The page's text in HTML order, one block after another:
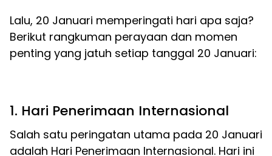
Lalu, 20 Januari memperingati hari apa saja?
Berikut rangkuman perayaan dan momen
penting yang jatuh setiap tanggal 20 Januari:
1. Hari Penerimaan Internasional
Salah satu peringatan utama pada 20 Januari
adalah Hari Penerimaan Internasional. Hari ini